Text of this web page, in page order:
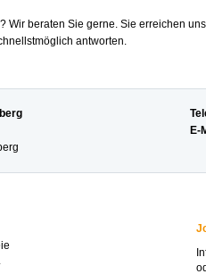
Wir beraten Sie gerne. Sie erreichen
antworten.
E-